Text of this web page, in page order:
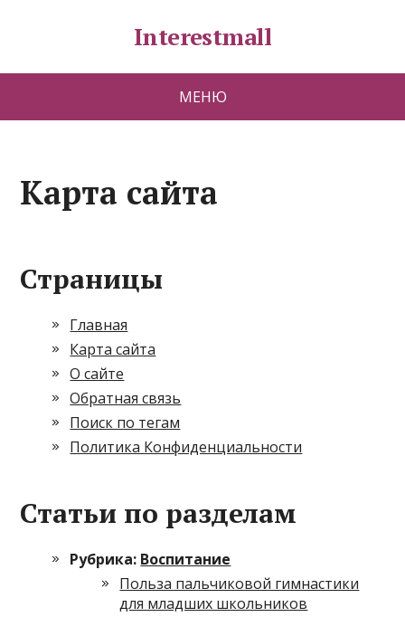
Interestmall
МЕНЮ
Карта сайта
Страницы
Главная
Карта сайта
О сайте
Обратная связь
Поиск по тегам
Политика Конфиденциальности
Статьи по разделам
Рубрика: Воспитание
Польза пальчиковой гимнастики
для младших школьников